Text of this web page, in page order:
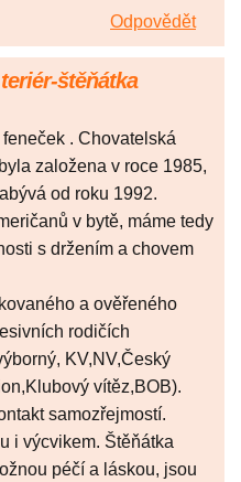
Odpovědět
štěňátka
. Chovatelská
založena v roce 1985,
od roku 1992.
v bytě, máme tedy
s držením a chovem
a ověřeného
rodičích
KV,NV,Český
vítěz,BOB).
samozřejmostí.
i výcvikem. Štěňátka
péčí a láskou, jsou